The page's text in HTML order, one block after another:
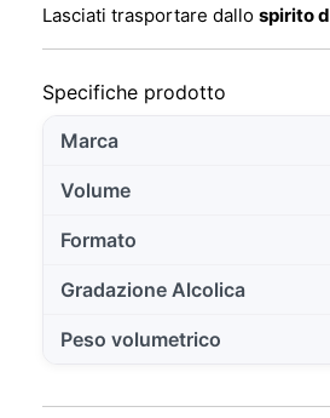
Lasciati trasportare dallo spirito
Specifiche prodotto
Marca
Volume
Formato
Gradazione Alcolica
Peso volumetrico